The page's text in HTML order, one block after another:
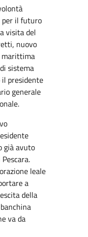
per il futuro
visita del
nuovo
marittima
sistema
presidente
generale
già avuto
leale
a
della
va da